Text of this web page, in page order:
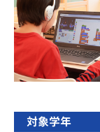
対象学年